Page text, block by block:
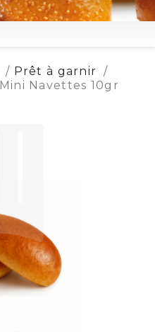
Prêt à garnir
Mini Navettes 10gr